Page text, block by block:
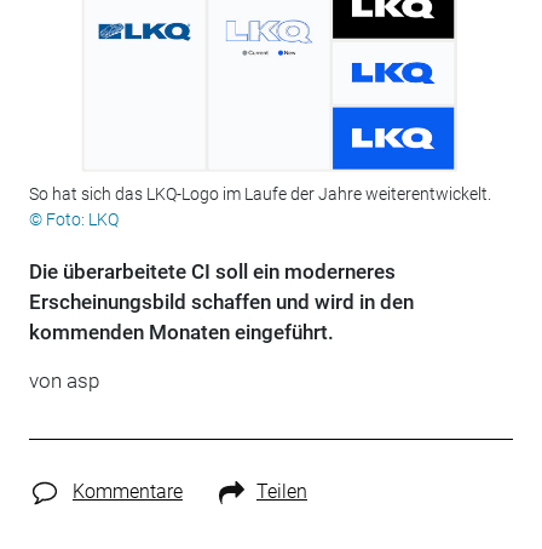
So hat sich das LKQ-Logo im Laufe der Jahre weiterentwickelt.
© Foto: LKQ
Die überarbeitete CI soll ein moderneres
Erscheinungsbild schaffen und wird in den
kommenden Monaten eingeführt.
von asp
Kommentare Teilen